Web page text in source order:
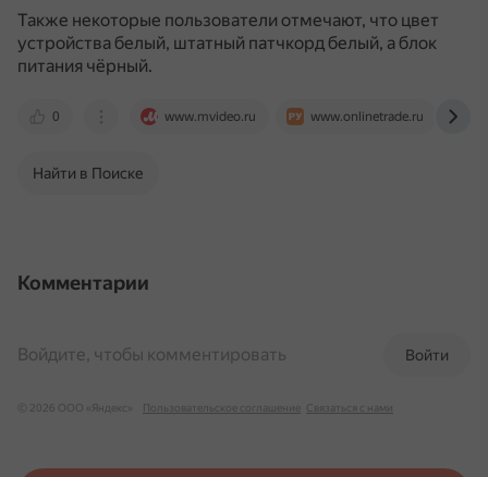
Также некоторые пользователи отмечают, что цвет
устройства белый, штатный патчкорд белый, а блок
питания чёрный.
0 www.mvideo.ru www.onlinetrade.ru
Найти в Поиске
Комментарии
Войти
Войдите, чтобы комментировать
© 2026 ООО «Яндекс» Пользовательское соглашение Связаться с нами